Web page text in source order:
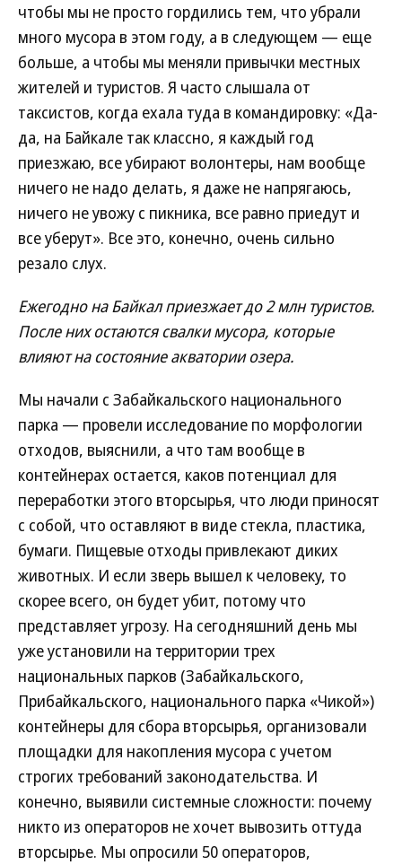
чтобы мы не просто гордились тем, что убрали
много мусора в этом году, а в следующем — еще
больше, а чтобы мы меняли привычки местных
жителей и туристов. Я часто слышала от
таксистов, когда ехала туда в командировку: «Да-
да, на Байкале так классно, я каждый год
приезжаю, все убирают волонтеры, нам вообще
ничего не надо делать, я даже не напрягаюсь,
ничего не увожу с пикника, все равно приедут и
все уберут». Все это, конечно, очень сильно
резало слух.
Ежегодно на Байкал приезжает до 2 млн туристов.
После них остаются свалки мусора, которые
влияют на состояние акватории озера.
Мы начали с Забайкальского национального
парка — провели исследование по морфологии
отходов, выяснили, а что там вообще в
контейнерах остается, каков потенциал для
переработки этого вторсырья, что люди приносят
с собой, что оставляют в виде стекла, пластика,
бумаги. Пищевые отходы привлекают диких
животных. И если зверь вышел к человеку, то
скорее всего, он будет убит, потому что
представляет угрозу. На сегодняшний день мы
уже установили на территории трех
национальных парков (Забайкальского,
Прибайкальского, национального парка «Чикой»)
контейнеры для сбора вторсырья, организовали
площадки для накопления мусора с учетом
строгих требований законодательства. И
конечно, выявили системные сложности: почему
никто из операторов не хочет вывозить оттуда
вторсырье. Мы опросили 50 операторов,